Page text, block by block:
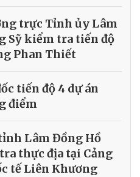
trực Tỉnh ủy Lâm
Sỹ kiểm tra tiến độ
Phan Thiết
tiến độ 4 dự án
điểm
Lâm Đồng Hồ
thực địa tại Cảng
tế Liên Khương